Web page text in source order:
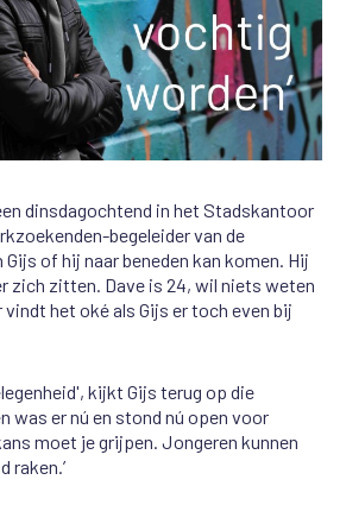
dinsdagochtend in het Stadskantoor
begeleider van de
of hij naar beneden kan komen. Hij
zich zitten. Dave is 24, wil niets weten
het oké als Gijs er toch even bij
kijkt Gijs terug op die
was er nú en stond nú open voor
moet je grijpen. Jongeren kunnen
raken.’